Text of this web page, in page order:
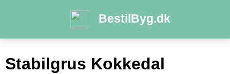
BestilByg.dk
Stabilgrus Kokkedal